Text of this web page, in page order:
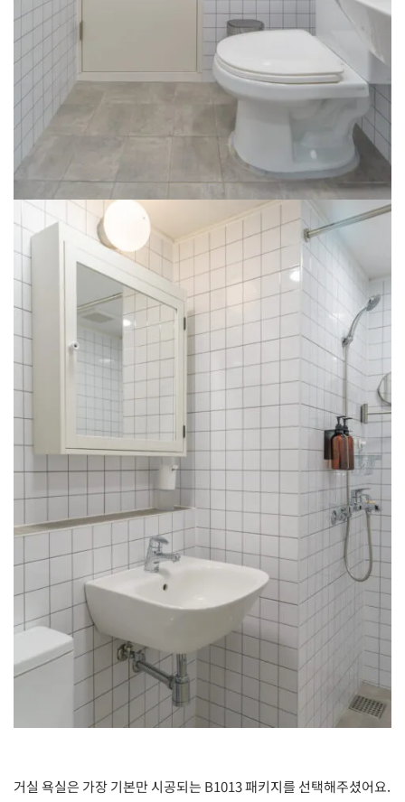
거실 욕실은 가장 기본만 시공되는 B1013 패키지를 선택해주셨어요.